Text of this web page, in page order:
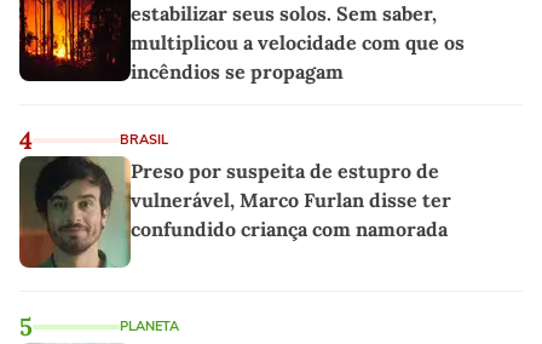
estabilizar seus solos. Sem saber,
multiplicou a velocidade com que os
incêndios se propagam
4 BRASIL
Preso por suspeita de estupro de
vulnerável, Marco Furlan disse ter
confundido criança com namorada
5 PLANETA